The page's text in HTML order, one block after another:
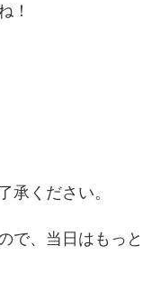
！
承ください。
で、当日はもっと